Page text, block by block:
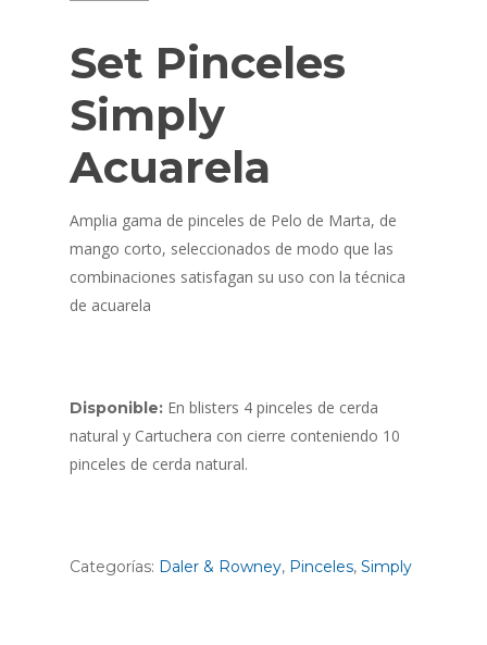
Set Pinceles
Simply
Acuarela
Amplia gama de pinceles de Pelo de Marta, de
mango corto, seleccionados de modo que las
combinaciones satisfagan su uso con la técnica
de acuarela
Disponible: En blisters 4 pinceles de cerda
natural y Cartuchera con cierre conteniendo 10
pinceles de cerda natural.
Categorías: Daler & Rowney, Pinceles, Simply